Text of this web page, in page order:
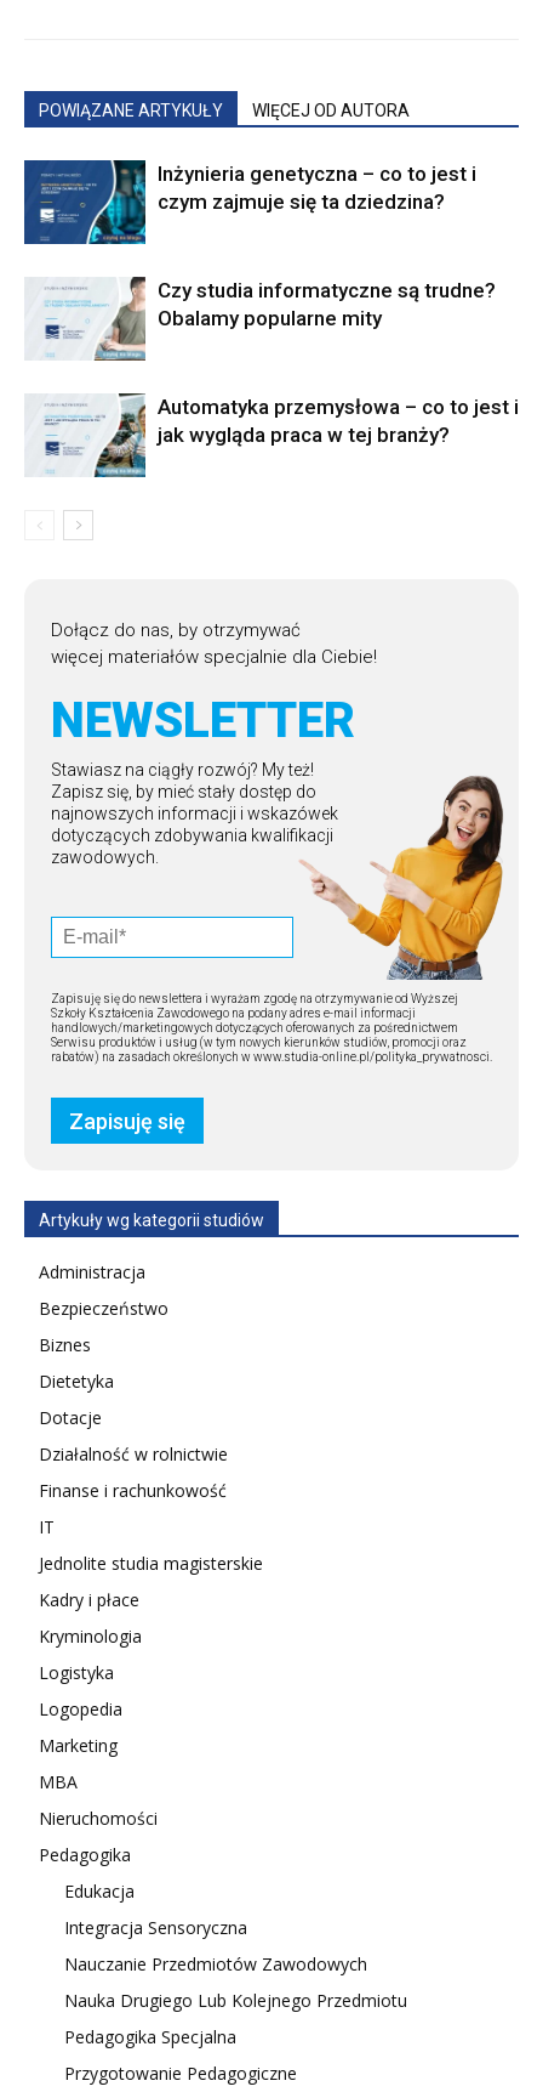
POWIĄZANE ARTYKUŁY WIĘCEJ OD AUTORA
Inżynieria genetyczna – co to jest i
czym zajmuje się ta dziedzina?
Czy studia informatyczne są trudne?
Obalamy popularne mity
Automatyka przemysłowa – co to jest i
jak wygląda praca w tej branży?
Dołącz do nas, by otrzymywać
więcej materiałów specjalnie dla Ciebie!
NEWSLETTER
Stawiasz na ciągły rozwój? My też!
Zapisz się, by mieć stały dostęp do
najnowszych informacji i wskazówek
dotyczących zdobywania kwalifikacji
zawodowych.
Zapisuję się do newslettera i wyrażam zgodę na otrzymywanie od Wyższej
Szkoły Kształcenia Zawodowego na podany adres e-mail informacji
handlowych/marketingowych dotyczących oferowanych za pośrednictwem
Serwisu produktów i usług (w tym nowych kierunków studiów, promocji oraz
rabatów) na zasadach określonych w www.studia-online.pl/polityka_prywatnosci.
Artykuły wg kategorii studiów
Administracja
Bezpieczeństwo
Biznes
Dietetyka
Dotacje
Działalność w rolnictwie
Finanse i rachunkowość
IT
Jednolite studia magisterskie
Kadry i płace
Kryminologia
Logistyka
Logopedia
Marketing
MBA
Nieruchomości
Pedagogika
Edukacja
Integracja Sensoryczna
Nauczanie Przedmiotów Zawodowych
Nauka Drugiego Lub Kolejnego Przedmiotu
Pedagogika Specjalna
Przygotowanie Pedagogiczne